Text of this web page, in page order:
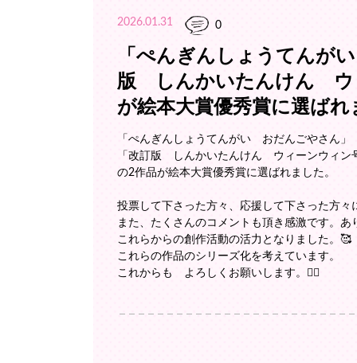
2026.01.31 0
「ぺんぎんしょうてんが
版 しんかいたんけん ウ
が絵本大賞優秀賞に選ばれ
「ぺんぎんしょうてんがい おだんごやさん」
「改訂版 しんかいたんけん ウィーンウィン
の2作品が絵本大賞優秀賞に選ばれました。
投票して下さった方々、応援して下さった方々
また、たくさんのコメントも頂き感激です。あ
これらからの創作活動の活力となりました。🥰
これらの作品のシリーズ化を考えています。
これからも よろしくお願いします。🙇‍♀️